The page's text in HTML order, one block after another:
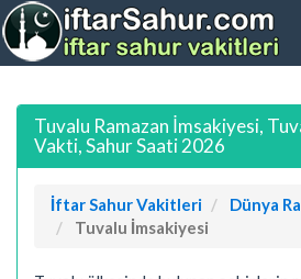
Tuvalu Ramazan İmsakiyesi,
Vakti, Sahur Saati 2026
İftar Sahur Vakitleri
Dünya
Tuvalu İmsakiyesi